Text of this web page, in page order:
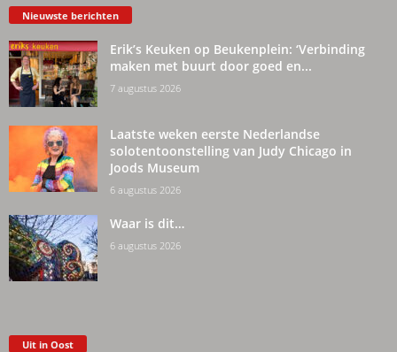
Nieuwste berichten
Erik’s Keuken op Beukenplein: ‘Verbinding
maken met buurt door goed en...
7 augustus 2026
Laatste weken eerste Nederlandse
solotentoonstelling van Judy Chicago in
Joods Museum
6 augustus 2026
Waar is dit…
6 augustus 2026
Uit in Oost